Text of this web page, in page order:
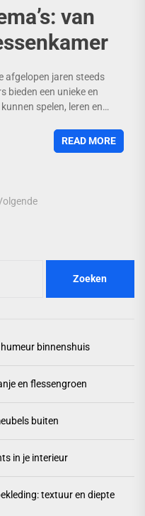
van
afgelopen jaren steeds
bieden een unieke en
spelen, leren en
READ MORE
binnenshuis
en flessengroen
buiten
in je interieur
textuur en diepte